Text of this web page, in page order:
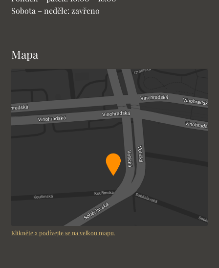
Sobota – neděle: zavřeno
Mapa
Klikněte a podívejte se na velkou mapu.